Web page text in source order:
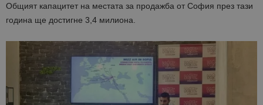
Общият капацитет на местата за продажба от София през тази
година ще достигне 3,4 милиона.